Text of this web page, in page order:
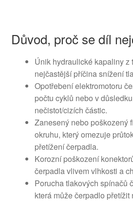
Důvod, proč se díl
Únik hydraulické kapaliny z
nejčastější příčina snížení
Opotřebení elektromotoru
počtu cyklů nebo v
nečistot/cizích částic.
Zanesený nebo poškozený
okruhu, který omezuje
přetížení čerpadla.
Korozní poškození
čerpadla vlivem vlhkosti a
Porucha tlakových spínačů
která může čerpadlo přetížit